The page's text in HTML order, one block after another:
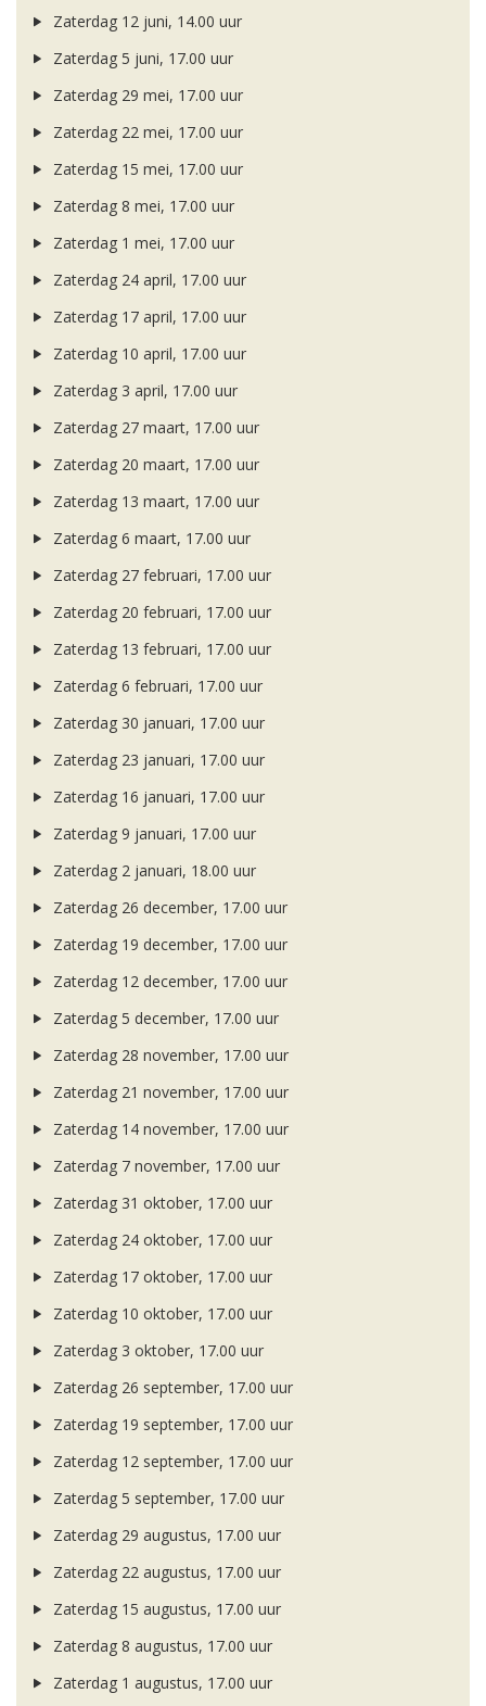
Zaterdag 12 juni, 14.00 uur
Zaterdag 5 juni, 17.00 uur
Zaterdag 29 mei, 17.00 uur
Zaterdag 22 mei, 17.00 uur
Zaterdag 15 mei, 17.00 uur
Zaterdag 8 mei, 17.00 uur
Zaterdag 1 mei, 17.00 uur
Zaterdag 24 april, 17.00 uur
Zaterdag 17 april, 17.00 uur
Zaterdag 10 april, 17.00 uur
Zaterdag 3 april, 17.00 uur
Zaterdag 27 maart, 17.00 uur
Zaterdag 20 maart, 17.00 uur
Zaterdag 13 maart, 17.00 uur
Zaterdag 6 maart, 17.00 uur
Zaterdag 27 februari, 17.00 uur
Zaterdag 20 februari, 17.00 uur
Zaterdag 13 februari, 17.00 uur
Zaterdag 6 februari, 17.00 uur
Zaterdag 30 januari, 17.00 uur
Zaterdag 23 januari, 17.00 uur
Zaterdag 16 januari, 17.00 uur
Zaterdag 9 januari, 17.00 uur
Zaterdag 2 januari, 18.00 uur
Zaterdag 26 december, 17.00 uur
Zaterdag 19 december, 17.00 uur
Zaterdag 12 december, 17.00 uur
Zaterdag 5 december, 17.00 uur
Zaterdag 28 november, 17.00 uur
Zaterdag 21 november, 17.00 uur
Zaterdag 14 november, 17.00 uur
Zaterdag 7 november, 17.00 uur
Zaterdag 31 oktober, 17.00 uur
Zaterdag 24 oktober, 17.00 uur
Zaterdag 17 oktober, 17.00 uur
Zaterdag 10 oktober, 17.00 uur
Zaterdag 3 oktober, 17.00 uur
Zaterdag 26 september, 17.00 uur
Zaterdag 19 september, 17.00 uur
Zaterdag 12 september, 17.00 uur
Zaterdag 5 september, 17.00 uur
Zaterdag 29 augustus, 17.00 uur
Zaterdag 22 augustus, 17.00 uur
Zaterdag 15 augustus, 17.00 uur
Zaterdag 8 augustus, 17.00 uur
Zaterdag 1 augustus, 17.00 uur